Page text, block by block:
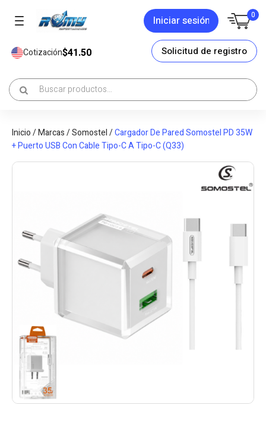
Iniciar sesión 0
Cotización$41.50 Solicitud de registro
Inicio/Marcas/Somostel/Cargador De Pared Somostel PD 35W
+ Puerto USB Con Cable Tipo-C A Tipo-C (Q33)